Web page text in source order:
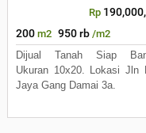
Rp
200 m2 950 rb /m2
Dijual Tanah Siap
Ukuran 10x20. Lokasi Jln
Jaya Gang Damai 3a.